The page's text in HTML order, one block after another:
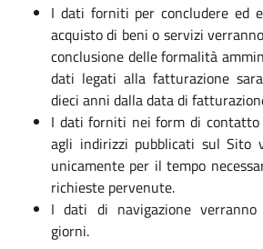
I dati forniti per concludere ed
acquisto di beni o servizi
conclusione delle formalità
dati legati alla fatturazione
dieci anni dalla data di
I dati forniti nei form di
agli indirizzi pubblicati sul Sito
unicamente per il tempo
richieste pervenute.
I dati di navigazione
giorni.